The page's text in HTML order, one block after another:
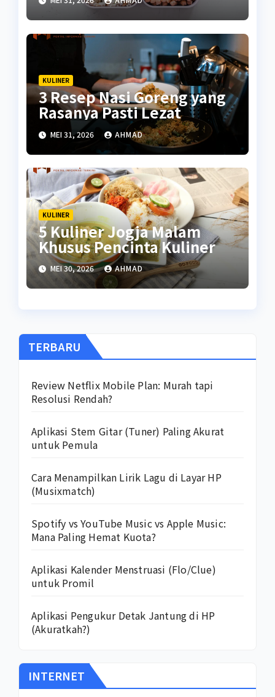
KULINER
3 Resep Nasi Goreng yang
Rasanya Pasti Lezat
MEI 31, 2026 AHMAD
KULINER
5 Kuliner Jogja Malam
Khusus Pencinta Kuliner
MEI 30, 2026 AHMAD
TERBARU
Review Netflix Mobile Plan: Murah tapi
Resolusi Rendah?
Aplikasi Stem Gitar (Tuner) Paling Akurat
untuk Pemula
Cara Menampilkan Lirik Lagu di Layar HP
(Musixmatch)
Spotify vs YouTube Music vs Apple Music:
Mana Paling Hemat Kuota?
Aplikasi Kalender Menstruasi (Flo/Clue)
untuk Promil
Aplikasi Pengukur Detak Jantung di HP
(Akuratkah?)
INTERNET